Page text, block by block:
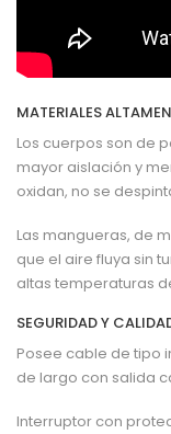
MATERIALES
Los cuerpos son de
mayor aislación y
oxidan, no se
Las mangueras, de
que el aire fluya sin
altas temperaturas
SEGURIDAD Y
Posee cable de tipo
de largo con salida
Interruptor con